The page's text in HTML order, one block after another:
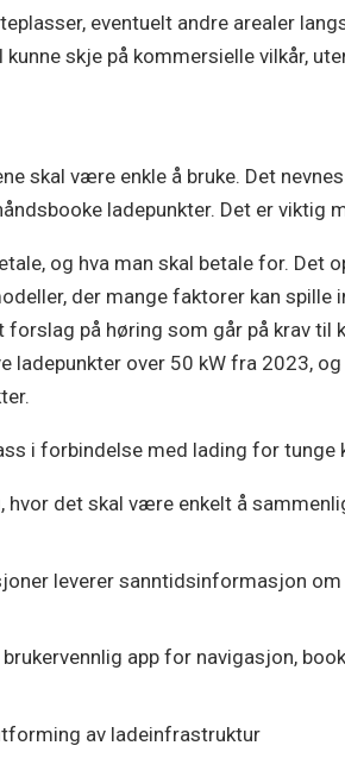
eventuelt andre arealer
skje på kommersielle vilkår,
skal være enkle å bruke. Det
ladepunkter. Det er viktig
og hva man skal betale for. Det
der mange faktorer kan spille
på høring som går på krav til
ladepunkter over 50 kW fra 2023,
i forbindelse med lading for tunge
det skal være enkelt å
leverer sanntidsinformasjon
app for navigasjon,
av ladeinfrastruktur